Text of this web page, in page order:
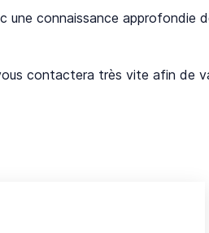
une connaissance approfondie
contactera très vite afin de